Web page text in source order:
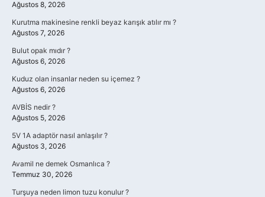
Ağustos 8, 2026
Kurutma makinesine renkli beyaz karışık atılır mı ?
Ağustos 7, 2026
Bulut opak mıdır ?
Ağustos 6, 2026
Kuduz olan insanlar neden su içemez ?
Ağustos 6, 2026
AVBİS nedir ?
Ağustos 5, 2026
5V 1A adaptör nasıl anlaşılır ?
Ağustos 3, 2026
Avamil ne demek Osmanlıca ?
Temmuz 30, 2026
Turşuya neden limon tuzu konulur ?